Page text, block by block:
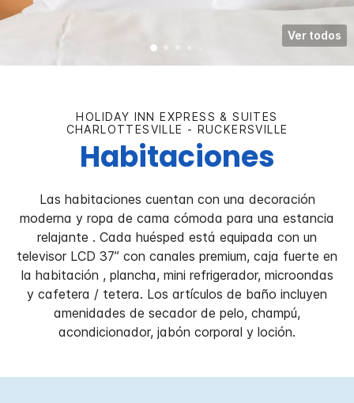
Ver todos
HOLIDAY INN EXPRESS & SUITES
CHARLOTTESVILLE - RUCKERSVILLE
Habitaciones
Las habitaciones cuentan con una decoración
moderna y ropa de cama cómoda para una estancia
relajante . Cada huésped está equipada con un
televisor LCD 37” con canales premium, caja fuerte en
la habitación , plancha, mini refrigerador, microondas
y cafetera / tetera. Los artículos de baño incluyen
amenidades de secador de pelo, champú,
acondicionador, jabón corporal y loción.